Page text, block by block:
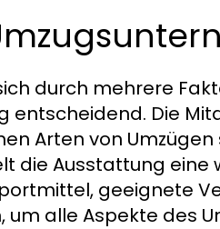
durch mehrere
entscheidend. Die
Arten von Umzügen
die Ausstattung eine
geeignete
alle Aspekte des